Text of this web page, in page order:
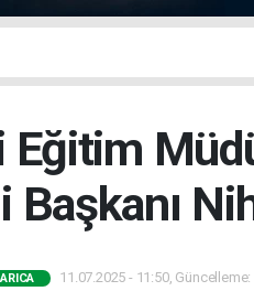
Eğitim
11.07.2025 - 11:50,